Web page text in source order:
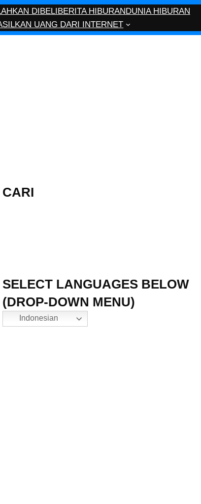
DIBELIBERITA HIBURANDUNIA HIBURAN
UANG DARI INTERNET
CARI
SELECT LANGUAGES BELOW
(DROP-DOWN MENU)
Indonesian